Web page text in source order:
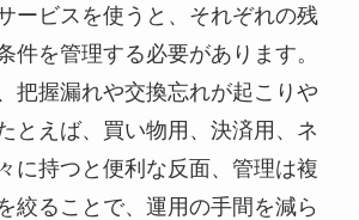
ービスを使うと、それぞれの残
件を管理する必要があります。
把握漏れや交換忘れが起こりや
とえば、買い物用、決済用、ネ
に持つと便利な反面、管理は複
絞ることで、運用の手間を減ら